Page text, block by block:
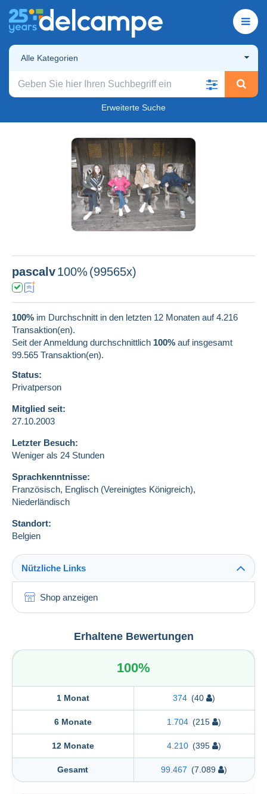
Alle Kategorien
Erweiterte Suche
pascalv100% (99565x)
100% im Durchschnitt in den letzten 12 Monaten auf 4.216
Transaktion(en).
Seit der Anmeldung durchschnittlich 100% auf insgesamt
99.565 Transaktion(en).
Status:
Privatperson
Mitglied seit:
27.10.2003
Letzter Besuch:
Weniger als 24 Stunden
Sprachkenntnisse:
Französisch, Englisch (Vereinigtes Königreich),
Niederländisch
Standort:
Belgien
Nützliche Links
Shop anzeigen
Erhaltene Bewertungen
100%
1 Monat 374 (40 )
6 Monate 1.704 (215 )
12 Monate 4.210 (395 )
Gesamt 99.467 (7.089 )